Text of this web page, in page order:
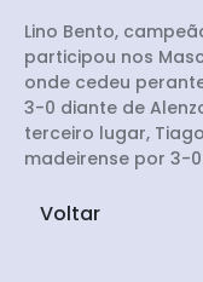
Lino Bento,
participou nos
onde cedeu
3-0 diante de
terceiro lugar,
madeirense por 3-
Voltar